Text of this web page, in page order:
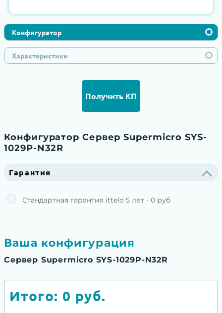
Конфигуратор
Характеристики
Получить КП
Конфигуратор Сервер Supermicro SYS-
1029P-N32R
Гарантия
Стандартная гарантия ittelo 5 лет - 0 руб
Ваша конфигурация
Сервер Supermicro SYS-1029P-N32R
Итого: 0 руб.